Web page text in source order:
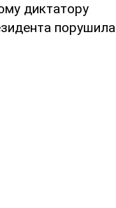
диктатору
порушила